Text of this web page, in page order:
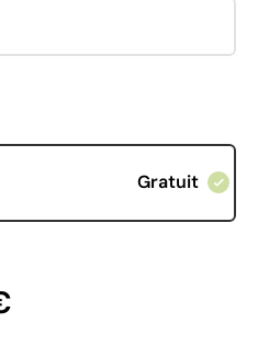
Gratuit